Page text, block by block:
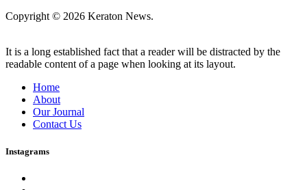
Copyright © 2026 Keraton News.
It is a long established fact that a reader will be distracted by the
readable content of a page when looking at its layout.
Home
About
Our Journal
Contact Us
Instagrams